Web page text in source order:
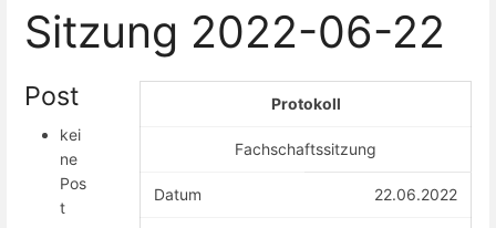
Sitzung 2022-06-22
Protokoll
Fachschaftssitzung
Datum 22.06.2022
Post
kei
ne
Pos
t